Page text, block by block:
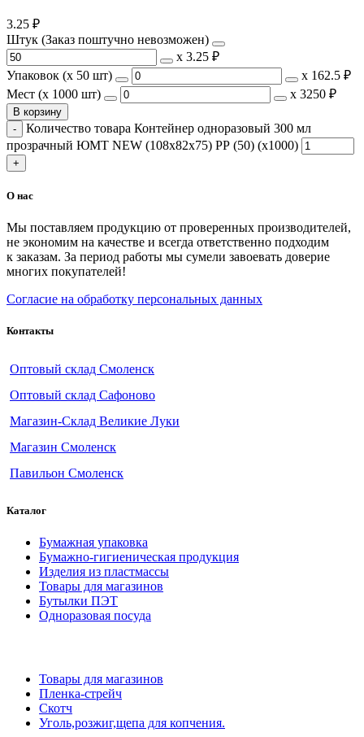
3.25 ₽
Штук (Заказ поштучно невозможен)
х 3.25 ₽
Упаковок (x 50 шт)
х 162.5 ₽
Мест (x 1000 шт)
х 3250 ₽
В корзину
Количество товара Контейнер одноразовый 300 мл
прозрачный ЮМТ NEW (108х82х75) РР (50) (х1000)
О нас
Мы поставляем продукцию от проверенных производителей,
не экономим на качестве и всегда ответственно подходим
к заказам. За период работы мы сумели завоевать доверие
многих покупателей!
Согласие на обработку персональных данных
Контакты
Оптовый склад Смоленск
Оптовый склад Сафоново
Магазин-Склад Великие Луки
Магазин Смоленск
Павильон Смоленск
Каталог
Бумажная упаковка
Бумажно-гигиеническая продукция
Изделия из пластмассы
Товары для магазинов
Бутылки ПЭТ
Одноразовая посуда
Товары для магазинов
Пленка-стрейч
Скотч
Уголь,розжиг,щепа для копчения.